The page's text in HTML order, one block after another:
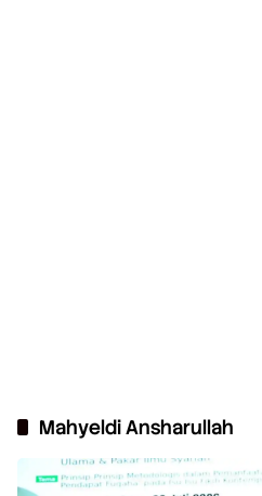
Mahyeldi Ansharullah